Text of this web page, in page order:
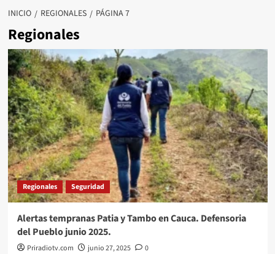
INICIO REGIONALES PÁGINA 7
Regionales
Regionales Seguridad
Alertas tempranas Patia y Tambo en Cauca. Defensoria
del Pueblo junio 2025.
Priradiotv.com junio 27, 2025
0